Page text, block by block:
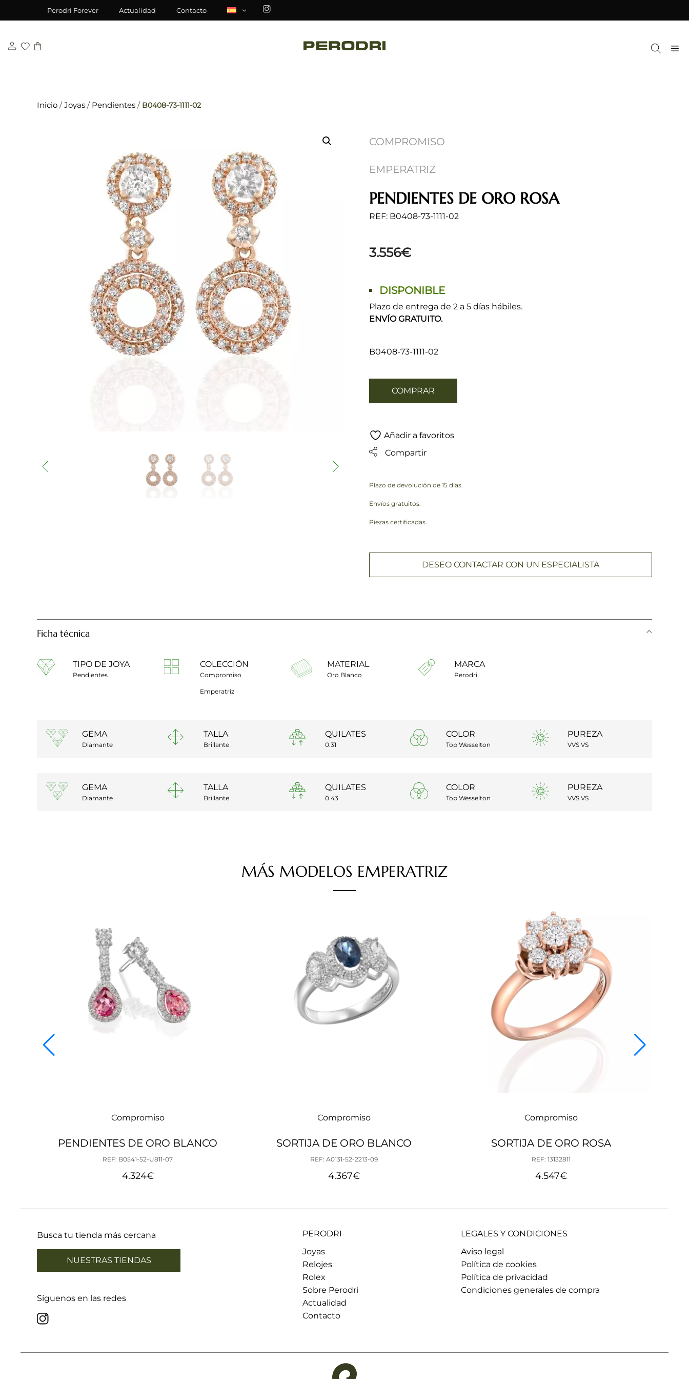
Perodri Forever Actualidad Contacto
Inicio /Joyas / Pendientes / B0408-73-1111-02
COMPROMISO
EMPERATRIZ
PENDIENTES DE ORO ROSA
REF: B0408-73-1111-02
3.556€
DISPONIBLE
Plazo de entrega de 2 a 5 días hábiles.
ENVÍO GRATUITO.
B0408-73-1111-02
COMPRAR
Añadir a favoritos
Compartir
Plazo de devolución de 15 días.
Envíos gratuitos.
Piezas certificadas.
DESEO CONTACTAR CON UN ESPECIALISTA
Ficha técnica
TIPO DE JOYA
Pendientes
COLECCIÓN
Compromiso
Emperatriz
MATERIAL
Oro Blanco
MARCA
Perodri
GEMA
Diamante
TALLA
Brillante
QUILATES
0.31
COLOR
Top Wesselton
PUREZA
VVS VS
GEMA
Diamante
TALLA
Brillante
QUILATES
0.43
COLOR
Top Wesselton
PUREZA
VVS VS
MÁS MODELOS EMPERATRIZ
Compromiso
PENDIENTES DE ORO BLANCO
REF: B0541-52-U811-07
4.324€
Compromiso
SORTIJA DE ORO BLANCO
REF: A0131-52-2213-09
4.367€
Compromiso
SORTIJA DE ORO ROSA
REF: 13132811
4.547€
Busca tu tienda más cercana
NUESTRAS TIENDAS
Síguenos en las redes
PERODRI
Joyas
Relojes
Rolex
Sobre Perodri
Actualidad
Contacto
LEGALES Y CONDICIONES
Aviso legal
Política de cookies
Política de privacidad
Condiciones generales de compra